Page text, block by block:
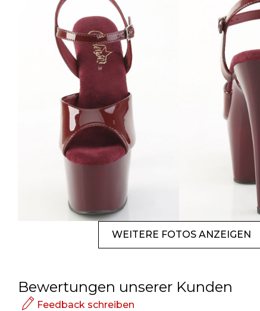
WEITERE FOTOS ANZEIGEN
Bewertungen unserer Kunden
Feedback schreiben